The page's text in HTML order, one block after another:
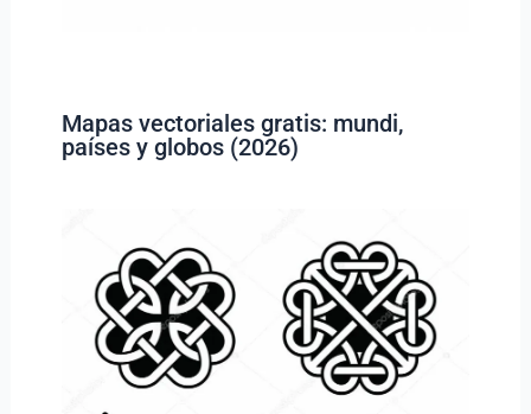
Mapas vectoriales gratis: mundi,
países y globos (2026)